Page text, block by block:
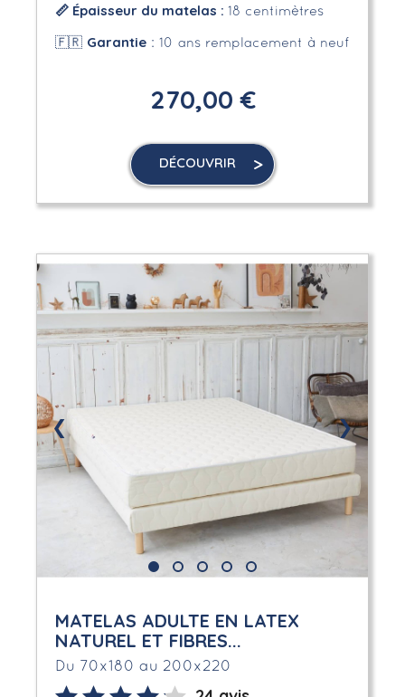
📏 Épaisseur du matelas : 18 centimètres
🇫🇷 Garantie: 10 ans remplacement à neuf
270,00 €
DÉCOUVRIR
❮ ❯
MATELAS ADULTE EN LATEX
NATUREL ET FIBRES...
Du 70x180 au 200x220